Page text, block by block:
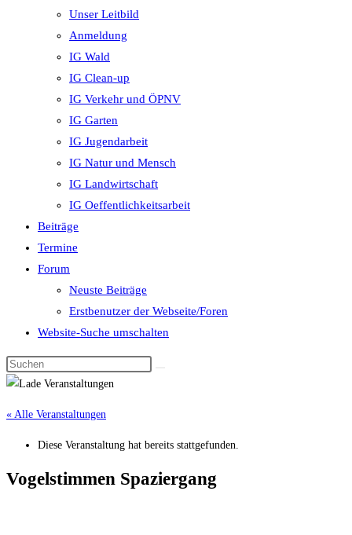
Unser Leitbild
Anmeldung
IG Wald
IG Clean-up
IG Verkehr und ÖPNV
IG Garten
IG Jugendarbeit
IG Natur und Mensch
IG Landwirtschaft
IG Oeffentlichkeitsarbeit
Beiträge
Termine
Forum
Neuste Beiträge
Erstbenutzer der Webseite/Foren
Website-Suche umschalten
« Alle Veranstaltungen
Diese Veranstaltung hat bereits stattgefunden.
Vogelstimmen Spaziergang